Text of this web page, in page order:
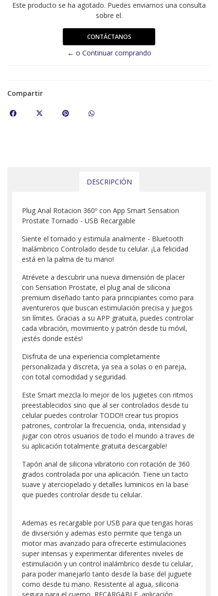
Este producto se ha agotado. Puedes enviarnos una consulta
sobre el.
CONTÁCTANOS
← o Continuar comprando
Compartir
DESCRIPCIÓN
Plug Anal Rotacion 360º con App Smart Sensation
Prostate Tornado - USB Recargable
Siente el tornado y estimula analmente - Bluetooth
Inalámbrico Controlado desde tu celular. ¡La felicidad
está en la palma de tu mano!
Atrévete a descubrir una nueva dimensión de placer
con Sensation Prostate, el plug anal de silicona
premium diseñado tanto para principiantes como para
aventureros que buscan estimulación precisa y juegos
sin límites. Gracias a su APP gratuita, puedes controlar
cada vibración, movimiento y patrón desde tu móvil,
¡estés donde estés!
Disfruta de una experiencia completamente
personalizada y discreta, ya sea a solas o en pareja,
con total comodidad y seguridad.
Este Smart mezcla lo mejor de los jugietes con ritmos
preestablecidos sino que al ser controlados desde tu
celular puedes controlar TODO!! crear tus propios
patrones, controlar la frecuencia, onda, intensidad y
jugar con otros usuarios de todo el mundo a traves de
su aplicación totalmente gratuita descargable!
Tapón anal de silicona vibratorio con rotación de 360
grados controlada por una aplicación. Tiene un tacto
suave y aterciopelado y detalles luminicos en la base
que puedes controlar desde tu celular.
Ademas es recargable por USB para que tengas horas
de divsersión y ademas esto permite que tenga un
motor mas avanzado para ofrecerte estimulaciones
super intensas y experimentar diferentes niveles de
estimulación y un control inalámbrico desde tu celular,
para poder manejarlo tanto desde la base del juguete
como desde tu mano. Resistente al agua, silicona